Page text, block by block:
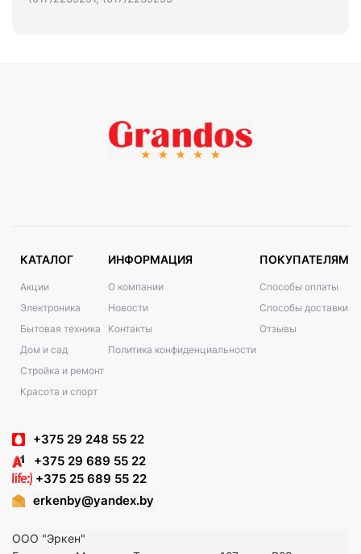
КАТАЛОГ
Акции
Электроника
Бытовая техника
Дом и сад
Стройка и ремонт
Красота и спорт
ИНФОРМАЦИЯ
О компании
Новости
Контакты
Политика конфиденциальности
ПОКУПАТЕЛЯМ
Способы оплаты
Способы доставки
Отзывы
+375 29 248 55 22
+375 29 689 55 22
+375 25 689 55 22
erkenby@yandex.by
ООО "Эркен"